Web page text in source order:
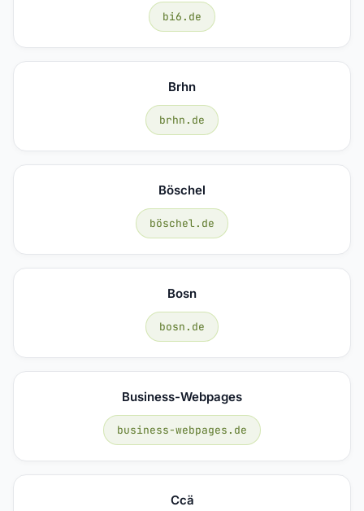
bi6.de
Brhn
brhn.de
Böschel
böschel.de
Bosn
bosn.de
Business-Webpages
business-webpages.de
Ccä